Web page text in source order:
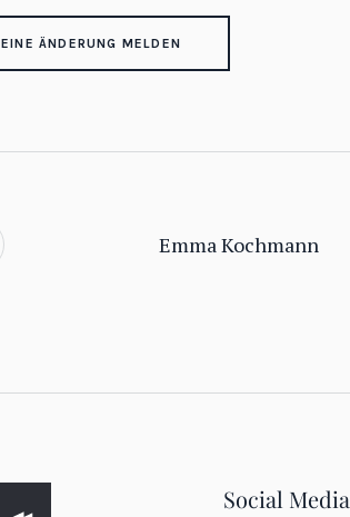
EINE ÄNDERUNG MELDEN
Emma Kochmann
Social Media